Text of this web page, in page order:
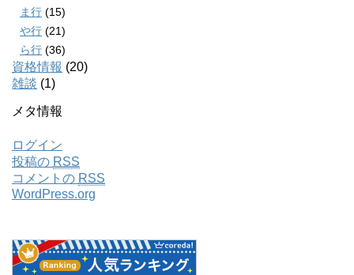
ま行 (15)
や行 (21)
ら行 (36)
資格情報 (20)
雑談 (1)
メタ情報
ログイン
投稿の RSS
コメントの RSS
WordPress.org